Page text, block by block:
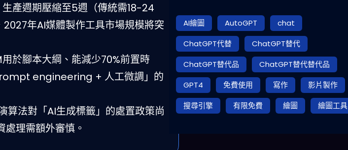
產週期壓縮至5週（傳統需18-24
年AI媒體製作工具市場規模將突
於腳本大綱、能減少70%前置時
engineering + 人工微調」的
法對「AI生成標籤」的處置政策尚
理需額外審慎。
AI繪圖 AutoGPT
chat
ChatGPT代替
ChatGPT替代
ChatGPT替代品
ChatGPT替代替代品
GPT4
免費使用 寫作
影片製作
搜尋引擎
有限免費 繪圖 繪圖工具